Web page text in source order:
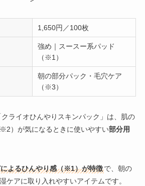
1,650円／100枚
強め｜スースー系パッド
（※1）
朝の部分パック・毛穴ケア
（※3）
ライオひんやりスキンパック」 は、肌の
）が気になるときに使いやすい部分用
よるひんやり感（※1）が特徴で、朝の
ケアに取り入れやすいアイテムです。